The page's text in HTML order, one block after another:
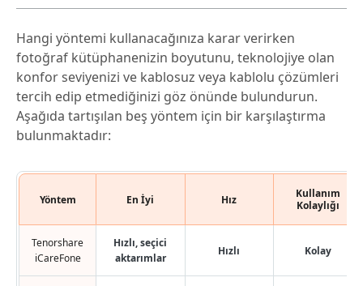
Hangi yöntemi kullanacağınıza karar verirken
fotoğraf kütüphanenizin boyutunu, teknolojiye olan
konfor seviyenizi ve kablosuz veya kablolu çözümleri
tercih edip etmediğinizi göz önünde bulundurun.
Aşağıda tartışılan beş yöntem için bir karşılaştırma
bulunmaktadır:
Yöntem En İyi Hız
Kullanım
Kolaylığı
Tenorshare
iCareFone
Hızlı, seçici
aktarımlar
Hızlı Kolay